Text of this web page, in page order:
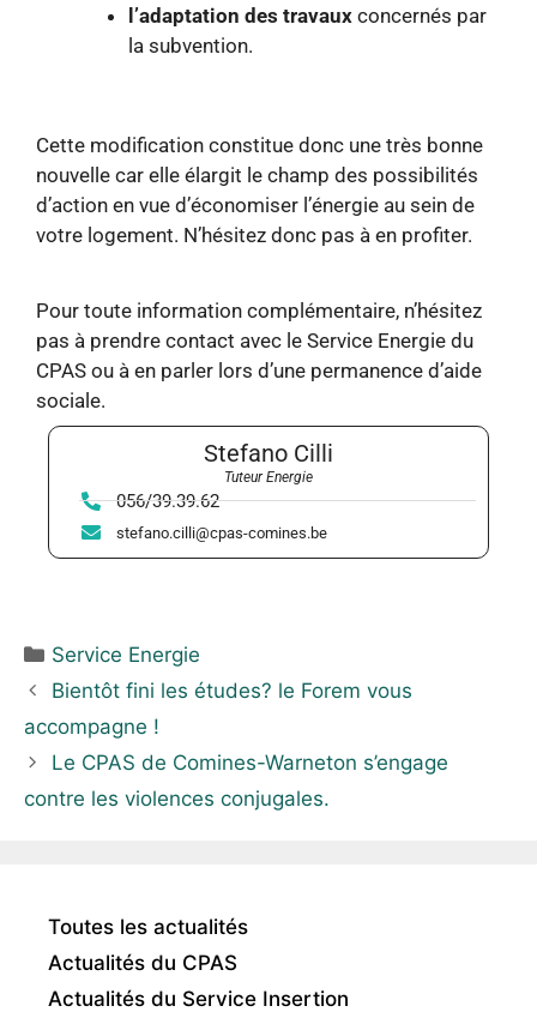
l’adaptation des travauxconcernés par
la subvention.
Cette modification constitue donc une très bonne
nouvelle car elle élargit le champ des possibilités
d’action en vue d’économiser l’énergie au sein de
votre logement. N’hésitez donc pas à en profiter.
Pour toute information complémentaire, n’hésitez
pas à prendre contact avec le Service Energie du
CPAS ou à en parler lors d’une permanence d’aide
sociale.
Stefano Cilli
Tuteur Energie
056/39.39.62
stefano.cilli@cpas-comines.be
Service Energie
Bientôt fini les études? le Forem vous
accompagne !
Le CPAS de Comines-Warneton s’engage
contre les violences conjugales.
Toutes les actualités
Actualités du CPAS
Actualités du Service Insertion